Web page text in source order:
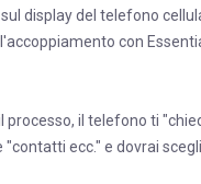
sul display del telefono
con
processo, il telefono ti
"contatti ecc." e dovrai